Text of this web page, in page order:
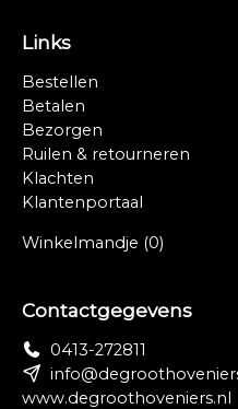
Links
Bestellen
Betalen
Bezorgen
Ruilen & retourneren
Klachten
Klantenportaal
Winkelmandje (0)
Contactgegevens
0413-272811
www.degroothoveniers.nl